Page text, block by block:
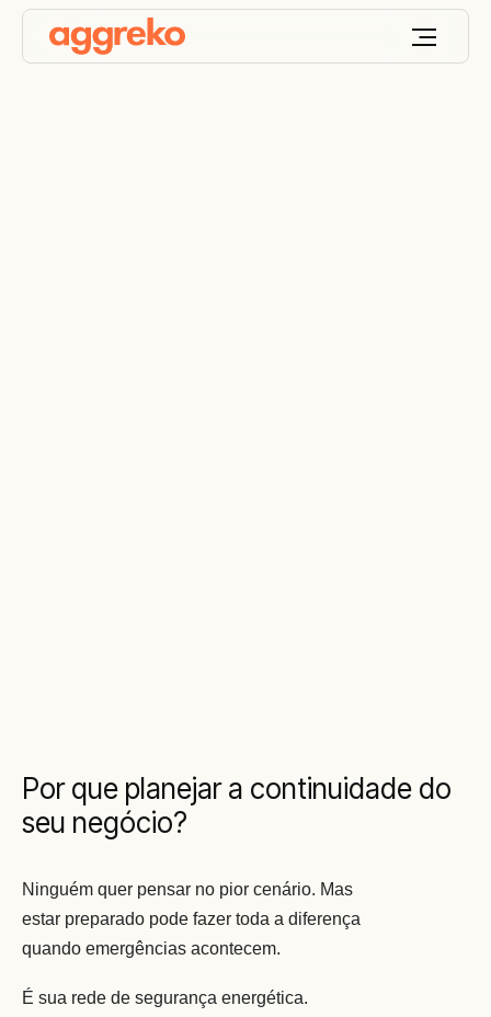
Por que planejar a continuidade do
seu negócio?
Ninguém quer pensar no pior cenário. Mas
estar preparado pode fazer toda a diferença
quando emergências acontecem.
É sua rede de segurança energética.